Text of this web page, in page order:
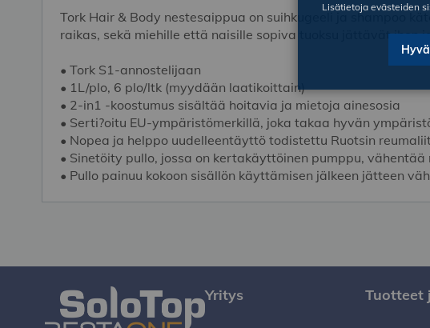
gallery
Tork Hair & Body nestesaippua on suihkugeeli ja shampoo
raikas, sekä miehille että naisille sopiva tuoksu jättävät ihon ja
• Tork S1-annostelijaan
• 1L/plo, 6 plo/ltk (myydään laatikoittain)
• 2-in1 -koostumus sisältää hoitavia ja mietoja ainesosia
• Serti?oitu EU-ympäristömerkillä, joka takaa hyvän
• Nopea ja helppo uudelleentäyttö todistettu Ruotsin
• Sinetöity pullo, jossa on kertakäyttöinen pumppu,
• Pullo painuu kokoon sisällön käyttämisen jälkeen jätteen
Yritys Tuotteet
Lisätietoja evästeiden